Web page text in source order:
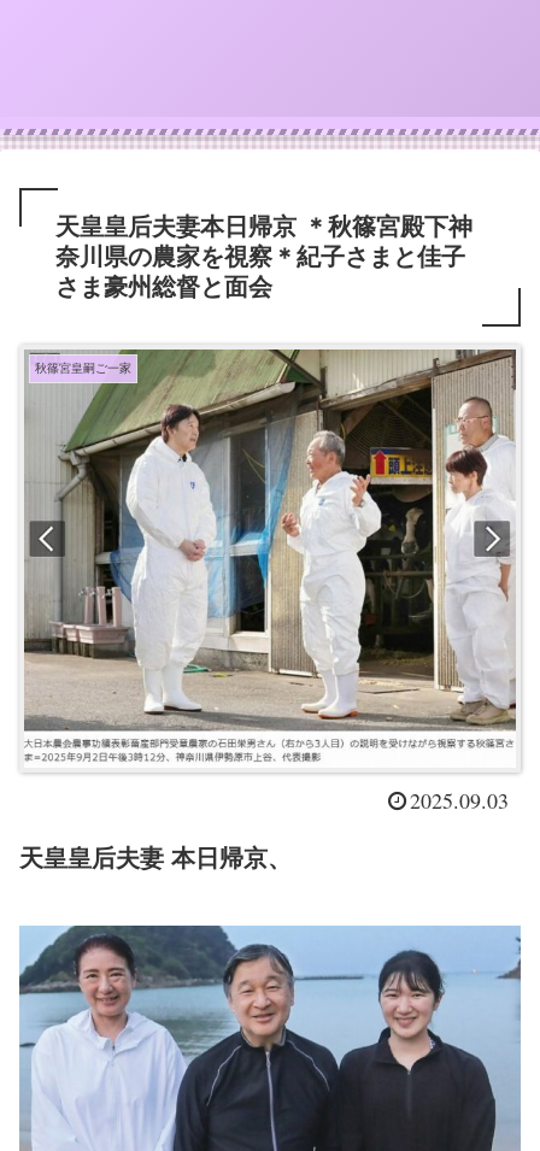
天皇皇后夫妻本日帰京 ＊秋篠宮殿下神
奈川県の農家を視察＊紀子さまと佳子
さま豪州総督と面会
秋篠宮皇嗣ご一家
2025.09.03
天皇皇后夫妻 本日帰京、